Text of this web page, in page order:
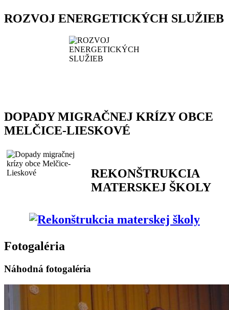
ROZVOJ ENERGETICKÝCH SLUŽIEB
DOPADY MIGRAČNEJ KRÍZY OBCE
MELČICE-LIESKOVÉ
REKONŠTRUKCIA
MATERSKEJ ŠKOLY
Fotogaléria
Náhodná fotogaléria